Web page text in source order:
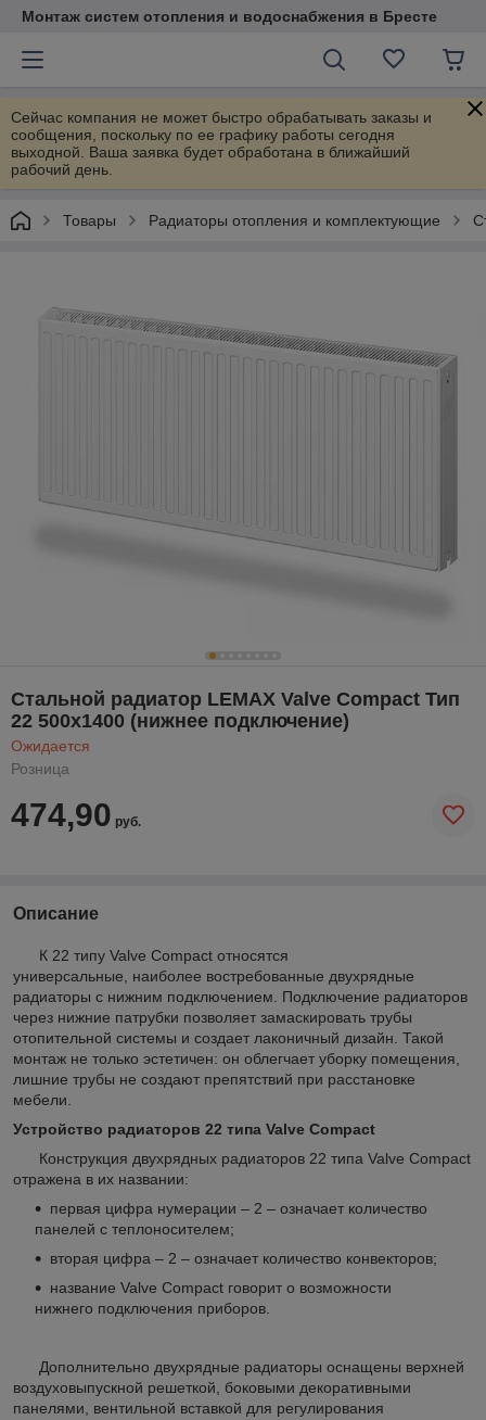
Монтаж систем отопления и водоснабжения в Бресте
Сейчас компания не может быстро обрабатывать заказы и
сообщения, поскольку по ее графику работы сегодня
выходной. Ваша заявка будет обработана в ближайший
рабочий день.
Товары Радиаторы отопления и комплектующие
Стальной радиатор LEMAX Valve Compact Тип
22 500х1400 (нижнее подключение)
Ожидается
Розница
474,90 руб.
Описание
К 22 типу Valve Compact относятся
универсальные, наиболее востребованные двухрядные
радиаторы с нижним подключением. Подключение радиаторов
через нижние патрубки позволяет замаскировать трубы
отопительной системы и создает лаконичный дизайн. Такой
монтаж не только эстетичен: он облегчает уборку помещения,
лишние трубы не создают препятствий при расстановке
мебели.
Устройство радиаторов 22 типа Valve Compact
Конструкция двухрядных радиаторов 22 типа Valve Compact
отражена в их названии:
первая цифра нумерации – 2 – означает количество
панелей с теплоносителем;
вторая цифра – 2 – означает количество конвекторов;
название Valve Compact говорит о возможности
нижнего подключения приборов.
Дополнительно двухрядные радиаторы оснащены верхней
воздуховыпускной решеткой, боковыми декоративными
панелями, вентильной вставкой для регулирования